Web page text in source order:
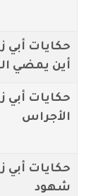
حكايات أبي
أين يمضي
حكايات أبي
الأجراس
حكايات أبي
شهود